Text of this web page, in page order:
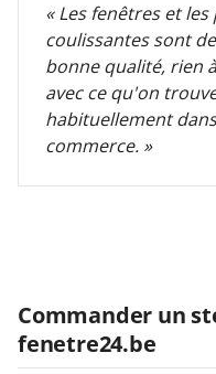
« Les fenêtres et
coulissantes sont
bonne qualité, rien
avec ce qu'on
habituellement
commerce. »
Commander un
fenetre24.be